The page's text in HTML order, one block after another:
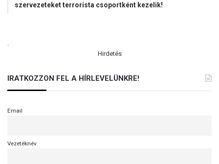
szervezeteket terrorista csoportként kezelik!
Hirdetés
IRATKOZZON FEL A HÍRLEVELÜNKRE!
Email
Vezetéknév